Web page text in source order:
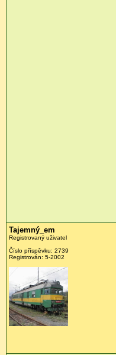
Tajemný_em
Registrovaný uživatel
Číslo příspěvku: 2739
Registrován: 5-2002